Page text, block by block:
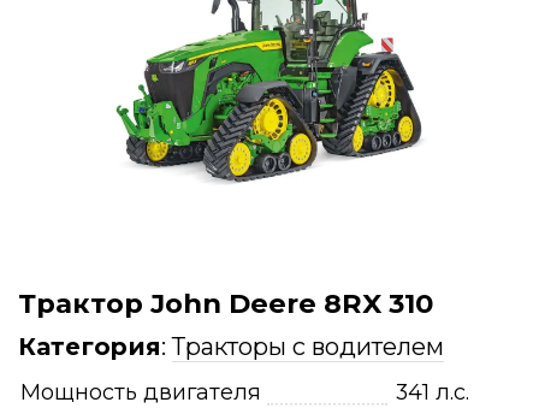
Трактор John Deere 8RX 310
Категория:Тракторы с водителем
Мощность двигателя
341 л.с.